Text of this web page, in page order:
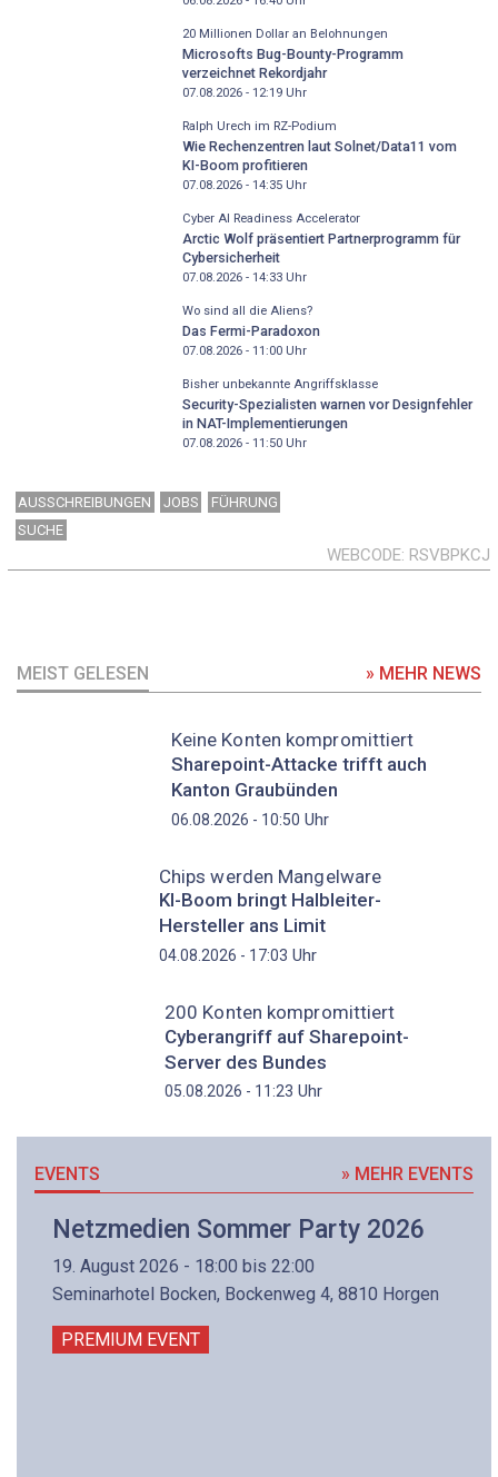
20 Millionen Dollar an Belohnungen
Microsofts Bug-Bounty-Programm
verzeichnet Rekordjahr
07.08.2026 - 12:19Uhr
Ralph Urech im RZ-Podium
Wie Rechenzentren laut Solnet/Data11 vom
KI-Boom profitieren
07.08.2026 - 14:35Uhr
Cyber AI Readiness Accelerator
Arctic Wolf präsentiert Partnerprogramm für
Cybersicherheit
07.08.2026 - 14:33Uhr
Wo sind all die Aliens?
Das Fermi-Paradoxon
07.08.2026 - 11:00Uhr
Bisher unbekannte Angriffsklasse
Security-Spezialisten warnen vor Designfehler
in NAT-Implementierungen
07.08.2026 - 11:50Uhr
AUSSCHREIBUNGEN JOBS
FÜHRUNG
SUCHE
WEBCODE RSVBPKCJ
MEIST GELESEN » MEHR NEWS
Keine Konten kompromittiert
Sharepoint-Attacke trifft auch
Kanton Graubünden
06.08.2026 - 10:50 Uhr
Chips werden Mangelware
KI-Boom bringt Halbleiter-
Hersteller ans Limit
04.08.2026 - 17:03 Uhr
200 Konten kompromittiert
Cyberangriff auf Sharepoint-
Server des Bundes
05.08.2026 - 11:23 Uhr
EVENTS » MEHR EVENTS
Netzmedien Sommer Party 2026
19. August 2026 - 18:00 bis 22:00
Seminarhotel Bocken, Bockenweg 4, 8810 Horgen
PREMIUM EVENT